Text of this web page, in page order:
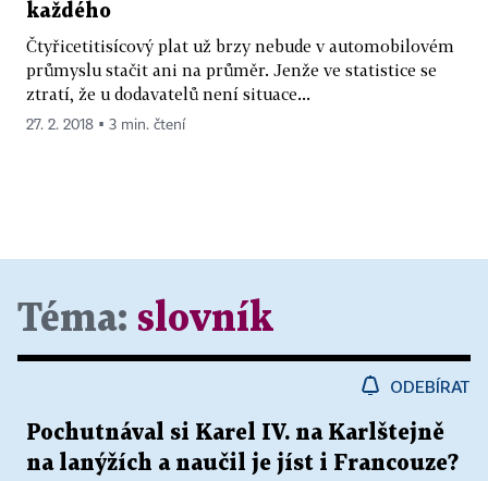
každého
Čtyřicetitisícový plat už brzy nebude v automobilovém
průmyslu stačit ani na průměr. Jenže ve statistice se
ztratí, že u dodavatelů není situace...
27. 2. 2018 ▪ 3 min. čtení
Téma: slovník
ODEBÍRAT
Pochutnával si Karel IV. na Karlštejně
na lanýžích a naučil je jíst i Francouze?